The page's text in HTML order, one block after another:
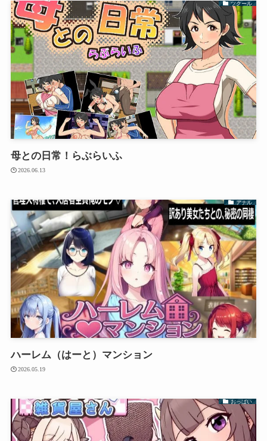
ツクール
母との日常！らぶらいふ
2026.06.13
アナル
ハーレム（はーと）マンション
2026.05.19
おっぱい